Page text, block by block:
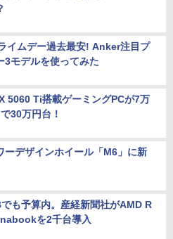
イムデー過去最安! Anker注目プ
3モデルを使ってみた
5060 Ti搭載ゲーミングPCが7万
30万円台！
ーデザインホイール「M6」に新
も予算内。産経新聞社がAMD R
を2千台導入